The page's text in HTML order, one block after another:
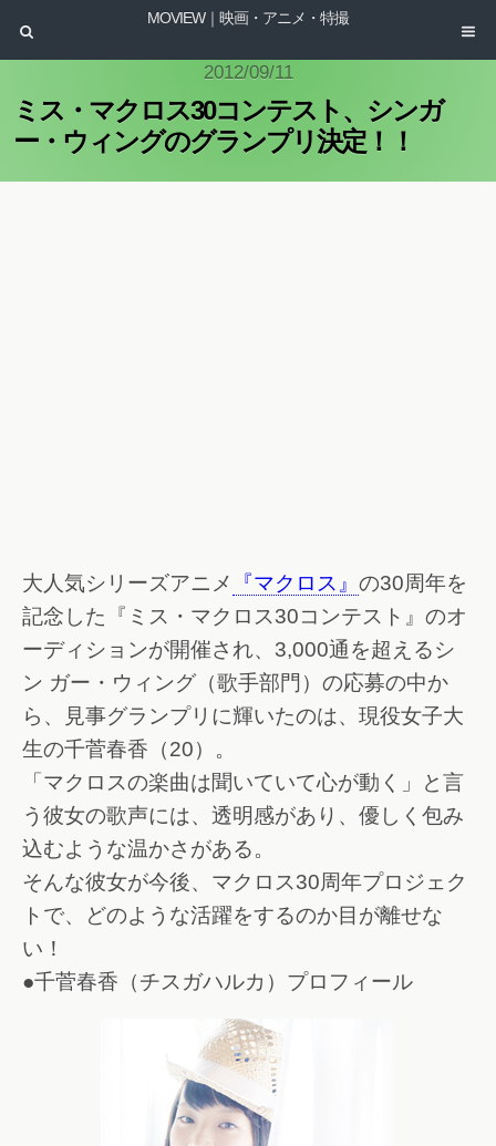
MOVIEW｜映画・アニメ・特撮
2012/09/11
ミス・マクロス30コンテスト、シンガ
ー・ウィングのグランプリ決定！！
大人気シリーズアニメ 『マクロス』 の30周年を
記念した『ミス・マクロス30コンテスト』のオ
ーディションが開催され、3,000通を超えるシ
ン ガー・ウィング（歌手部門）の応募の中か
ら、見事グランプリに輝いたのは、現役女子大
生の千菅春香（20）。
「マクロスの楽曲は聞いていて心が動く」と言
う彼女の歌声には、透明感があり、優しく包み
込むような温かさがある。
そんな彼女が今後、マクロス30周年プロジェク
トで、どのような活躍をするのか目が離せな
い！
●千菅春香（チスガハルカ）プロフィール